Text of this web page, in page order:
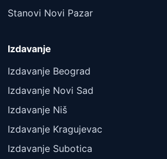
Stanovi Novi Pazar
Izdavanje
Izdavanje Beograd
Izdavanje Novi Sad
Izdavanje Niš
Izdavanje Kragujevac
Izdavanje Subotica